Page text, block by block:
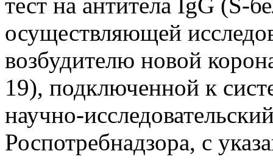
осуществляющей
возбудителю новой
19), подключенной к
научно-
Роспотребнадзора, с